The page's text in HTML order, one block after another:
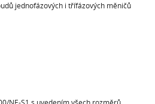
jednofázových i třífázových měničů